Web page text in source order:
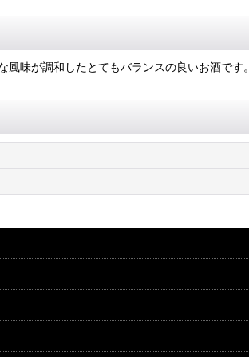
味が調和したとてもバランスの良いお酒です。